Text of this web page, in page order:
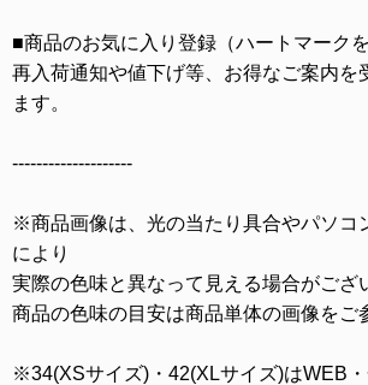
■商品のお気に入り登録（ハートマークを
再入荷通知や値下げ等、お得なご案内を
ます。
--------------------
※商品画像は、光の当たり具合やパソコ
により
実際の色味と異なって見える場合がござ
商品の色味の目安は商品単体の画像をご
※34(XSサイズ)・42(XLサイズ)はWEB